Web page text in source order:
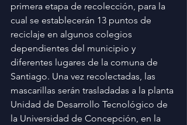
primera etapa de recolección, para la
cual se establecerán 13 puntos de
reciclaje en algunos colegios
dependientes del municipio y
diferentes lugares de la comuna de
Santiago. Una vez recolectadas, las
mascarillas serán trasladadas a la planta
Unidad de Desarrollo Tecnológico de
la Universidad de Concepción, en la